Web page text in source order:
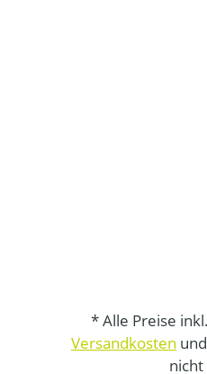
* Alle Preise
Versandkosten
nicht